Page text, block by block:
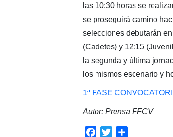
las 10:30 horas se
se proseguirá camino
selecciones debutarán
(Cadetes) y 12:15
la segunda y última
los mismos escenario y
1ª FASE
Autor: Prensa FFCV
Facebook
Twitter